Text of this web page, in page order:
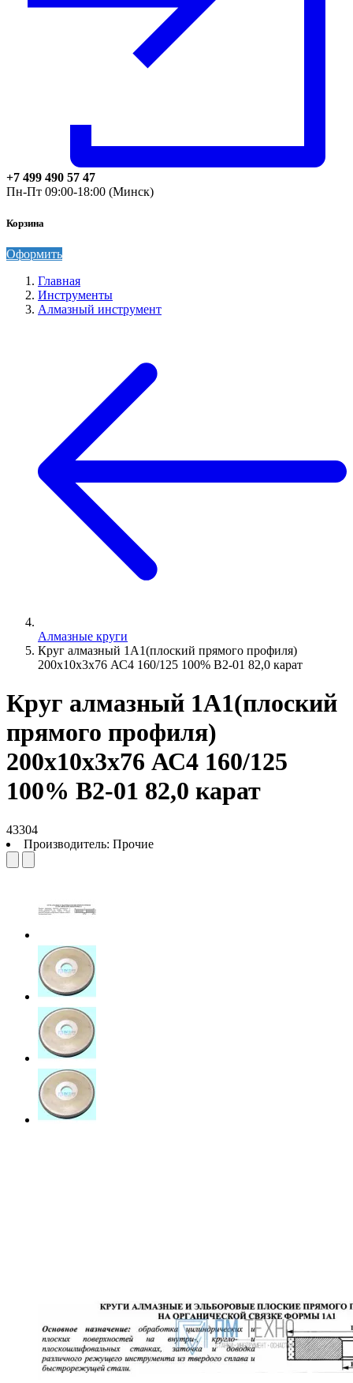
+7 499 490 57 47
Пн-Пт 09:00-18:00 (Минск)
Корзина
Оформить
Главная
Инструменты
Алмазный инструмент
Алмазные круги
Круг алмазный 1А1(плоский прямого профиля)
200х10х3х76 АС4 160/125 100% В2-01 82,0 карат
Круг алмазный 1А1(плоский
прямого профиля)
200х10х3х76 АС4 160/125
100% В2-01 82,0 карат
43304
Производитель: Прочие